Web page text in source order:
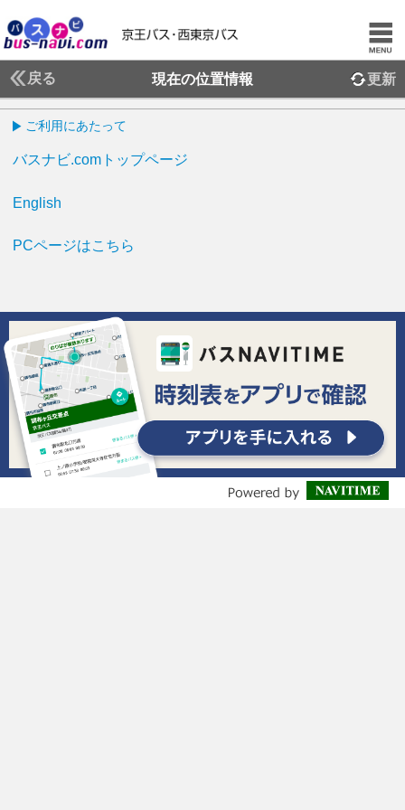
戻る 現在の位置情報 更新
ご利用にあたって
バスナビ.comトップページ
English
PCページはこちら